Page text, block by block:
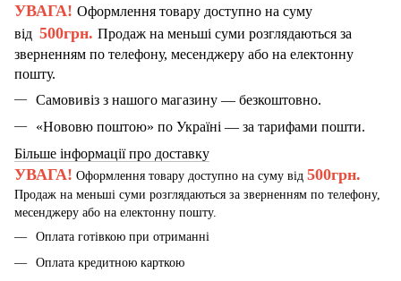
УВАГА! Оформлення товару доступно на суму
від 500грн. Продаж на меньші суми розглядаються за
зверненням по телефону, месенджеру або на електонну
пошту.
Самовивіз з нашого магазину — безкоштовно.
«Нововю поштою» по Україні — за тарифами пошти.
Більше інформації про доставку
УВАГА! Оформлення товару доступно на суму від 500грн.
Продаж на меньші суми розглядаються за зверненням по телефону,
месенджеру або на електонну пошту.
Оплата готівкою при отриманні
Оплата кредитною карткою